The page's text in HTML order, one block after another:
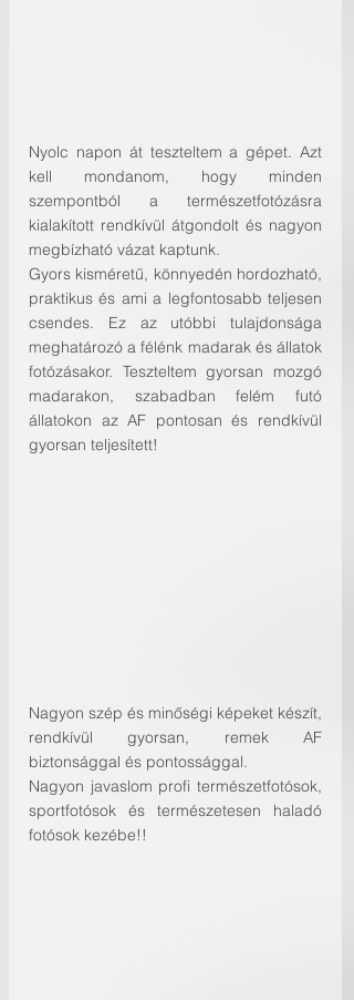
Nyolc napon át teszteltem a gépet. Azt
kell mondanom, hogy minden
szempontból a természetfotózásra
kialakított rendkívül átgondolt és nagyon
megbízható vázat kaptunk.
Gyors kisméretű, könnyedén hordozható,
praktikus és ami a legfontosabb teljesen
csendes. Ez az utóbbi tulajdonsága
meghatározó a félénk madarak és állatok
fotózásakor. Teszteltem gyorsan mozgó
madarakon, szabadban felém futó
állatokon az AF pontosan és rendkívül
gyorsan teljesített!
Nagyon szép és minőségi képeket készít,
rendkívül gyorsan, remek AF
biztonsággal és pontossággal.
Nagyon javaslom profi természetfotósok,
sportfotósok és természetesen haladó
fotósok kezébe!!